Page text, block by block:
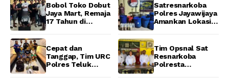
Bobol Toko Dobut
Jaya Mart, Remaja
17 Tahun di
URC Resmob
Jatanras Polda
Papua Barat
Satresnarkoba
Polres Jayawijaya
Amankan Lokasi
Wamena
Cepat dan
Tanggap, Tim URC
Polres Teluk
Tim Opsnal Sat
Resnarkoba
Polresta